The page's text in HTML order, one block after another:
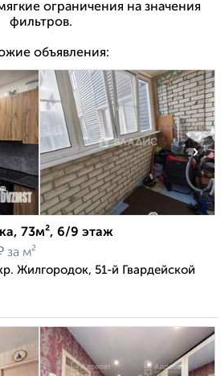
ограничения на значения
фильтров.
объявления:
›
73м², 6/9 этаж
за м²
Жилгородок, 51-й Гвардейской